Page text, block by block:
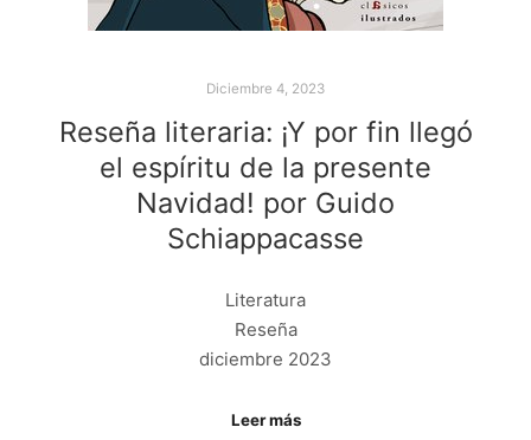
Diciembre 4, 2023
Reseña literaria: ¡Y por fin llegó
el espíritu de la presente
Navidad! por Guido
Schiappacasse
Literatura
Reseña
diciembre 2023
Leer más